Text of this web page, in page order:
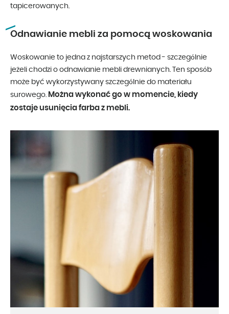
tapicerowanych.
Odnawianie mebli za pomocą woskowania
Woskowanie to jedna z najstarszych metod - szczególnie
jeżeli chodzi o odnawianie mebli drewnianych. Ten sposób
może być wykorzystywany szczególnie do materiału
surowego. Można wykonać go w momencie, kiedy
zostaje usunięcia farba z mebli.